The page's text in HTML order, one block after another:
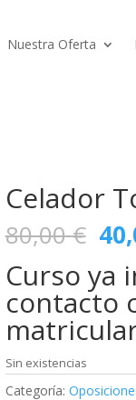
Nuestra Oferta
Celador
80,00€ El
Curso ya
contacto
Sin existencias
Categoría: